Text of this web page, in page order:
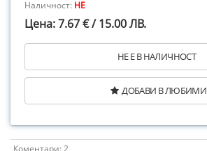
Наличност: НЕ
Цена: 7.67 € / 15.00 ЛВ.
НЕ Е В НАЛИЧНОСТ
ДОБАВИ В ЛЮБИМИ
Коментари: 2